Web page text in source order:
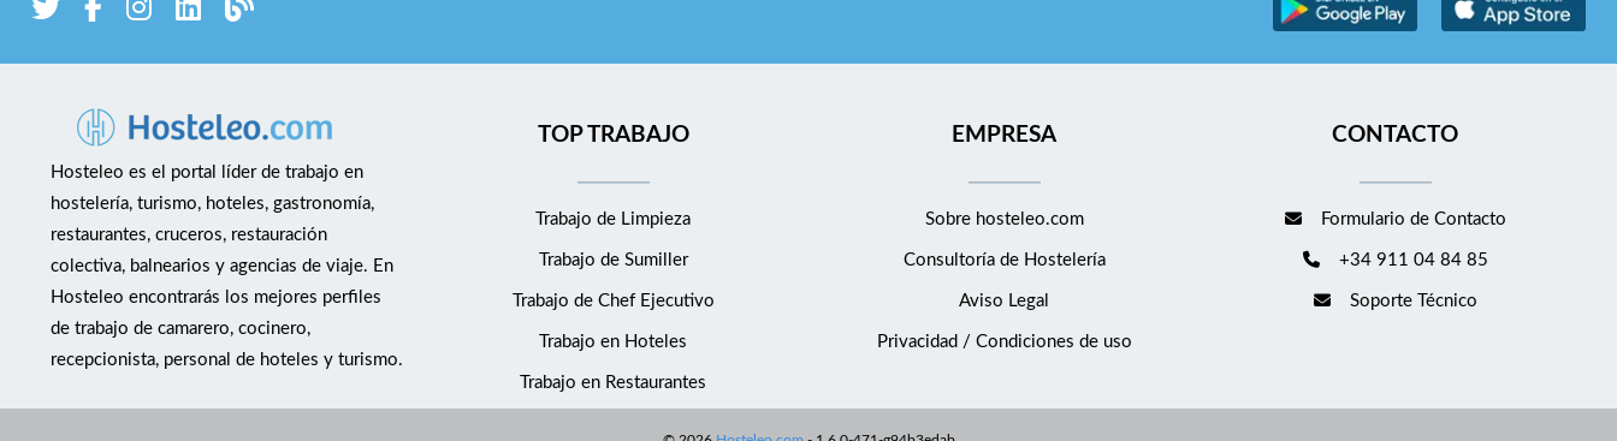
Hosteleo es el portal líder de trabajo en
hostelería, turismo, hoteles, gastronomía,
restaurantes, cruceros, restauración
colectiva, balnearios y agencias de viaje. En
Hosteleo encontrarás los mejores perfiles
de trabajo de camarero, cocinero,
recepcionista, personal de hoteles y turismo.
TOP TRABAJO
Trabajo de Limpieza
Trabajo de Sumiller
Trabajo de Chef Ejecutivo
Trabajo en Hoteles
Trabajo en Restaurantes
EMPRESA
Sobre hosteleo.com
Consultoría de Hostelería
Aviso Legal
Privacidad / Condiciones de uso
CONTACTO
Formulario de Contacto
+34 911 04 84 85
Soporte Técnico